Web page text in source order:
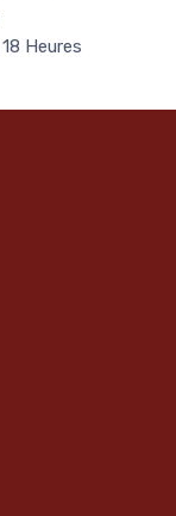
18 Heures